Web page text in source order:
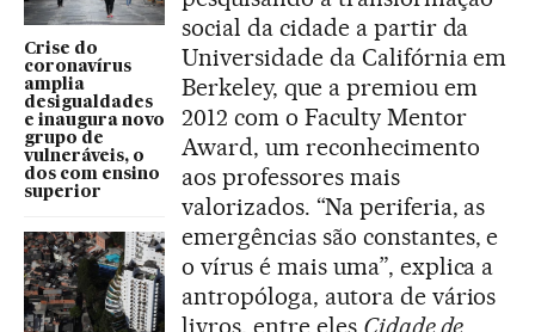
Crise do
coronavírus
amplia
desigualdades
e inaugura novo
grupo de
vulneráveis, o
dos com ensino
superior
social da cidade a partir da
Universidade da Califórnia em
Berkeley, que a premiou em
2012 com o Faculty Mentor
Award, um reconhecimento
aos professores mais
valorizados. “Na periferia, as
emergências são constantes, e
o vírus é mais uma”, explica a
antropóloga, autora de vários
livros, entre eles Cidade de